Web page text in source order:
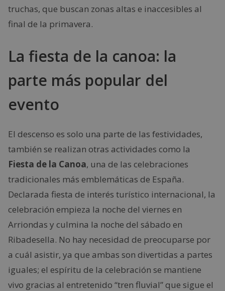
truchas, que buscan zonas altas e inaccesibles al
final de la primavera.
La fiesta de la canoa: la
parte más popular del
evento
El descenso es solo una parte de las festividades,
también se realizan otras actividades como la
Fiesta de la Canoa, una de las celebraciones
tradicionales más emblemáticas de España.
Declarada fiesta de interés turístico internacional, la
celebración empieza la noche del viernes en
Arriondas y culmina la noche del sábado en
Ribadesella. No hay necesidad de preocuparse por
a cuál asistir, ya que ambas son divertidas a partes
iguales; el espíritu de la celebración se mantiene
vivo gracias al entretenido “tren fluvial” que sigue el